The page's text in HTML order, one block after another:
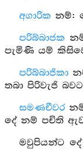
අගාරික නම්:
පරිබ්බාජක
පැමිණි යම්
පරිබ්බාජිකා
තබා පිරිවැජි
සමණචීවර
දේ නම් පචිති
මවුපියන්ට